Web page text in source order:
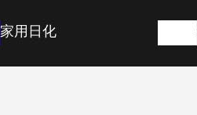
家用日化